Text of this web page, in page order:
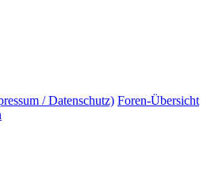
/ Datenschutz) Foren-Übersicht